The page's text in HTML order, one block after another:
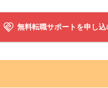
無料転職サポートを申し込